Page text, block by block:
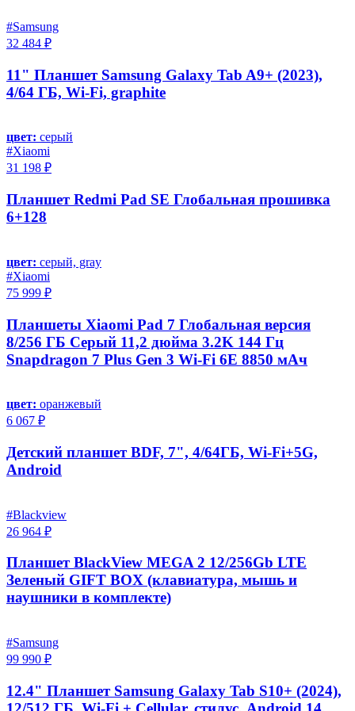
#Samsung
32 484 ₽
11" Планшет Samsung Galaxy Tab A9+ (2023),
4/64 ГБ, Wi-Fi, graphite
цвет: серый
#Xiaomi
31 198 ₽
Планшет Redmi Pad SE Глобальная прошивка
6+128
цвет: серый, gray
#Xiaomi
75 999 ₽
Планшеты Xiaomi Pad 7 Глобальная версия
8/256 ГБ Серый 11,2 дюйма 3.2K 144 Гц
Snapdragon 7 Plus Gen 3 Wi-Fi 6E 8850 мАч
цвет: оранжевый
6 067 ₽
Детский планшет BDF, 7", 4/64ГБ, Wi-Fi+5G,
Android
#Blackview
26 964 ₽
Планшет BlackView MEGA 2 12/256Gb LTE
Зеленый GIFT BOX (клавиатура, мышь и
наушники в комплекте)
#Samsung
99 990 ₽
12.4" Планшет Samsung Galaxy Tab S10+ (2024),